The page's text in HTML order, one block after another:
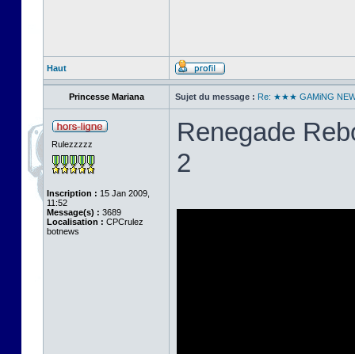
Haut
Princesse Mariana Sujet du message : Re: ★★★ GAMiNG
Rulezzzzz
Inscription : 15 Jan 2009,
11:52
Message(s) : 3689
Localisation : CPCrulez
botnews
Renegade
2